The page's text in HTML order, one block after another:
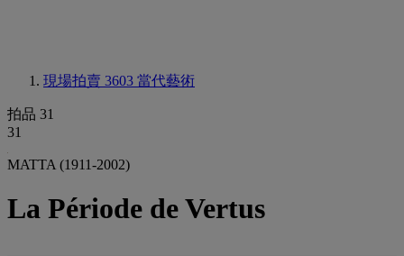
現場拍賣 3603 當代藝術
拍品 31
31
MATTA (1911-2002)
La Période de Vertus